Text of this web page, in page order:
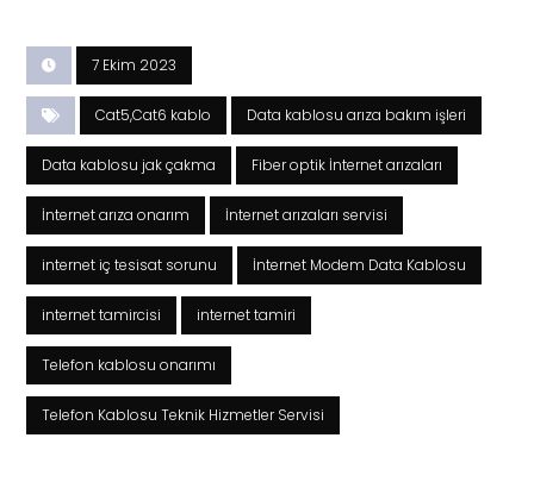
7 Ekim 2023
Cat5,Cat6 kablo Data kablosu arıza bakım işleri
Data kablosu jak çakma Fiber optik İnternet arızaları
İnternet arıza onarım İnternet arızaları servisi
internet iç tesisat sorunu İnternet Modem Data Kablosu
internet tamircisi internet tamiri
Telefon kablosu onarımı
Telefon Kablosu Teknik Hizmetler Servisi